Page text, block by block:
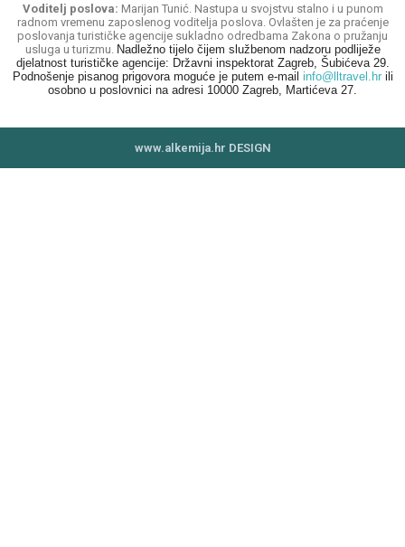
Voditelj poslova: Marijan Tunić. Nastupa u svojstvu stalno i u punom
radnom vremenu zaposlenog voditelja poslova. Ovlašten je za praćenje
poslovanja turističke agencije sukladno odredbama Zakona o pružanju
usluga u turizmu. Nadležno tijelo čijem službenom nadzoru podliježe
djelatnost turističke agencije: Državni inspektorat Zagreb, Šubićeva 29.
Podnošenje pisanog prigovora moguće je putem e-mail info@lltravel.hrili
osobno u poslovnici na adresi 10000 Zagreb, Martićeva 27.
www.alkemija.hr DESIGN